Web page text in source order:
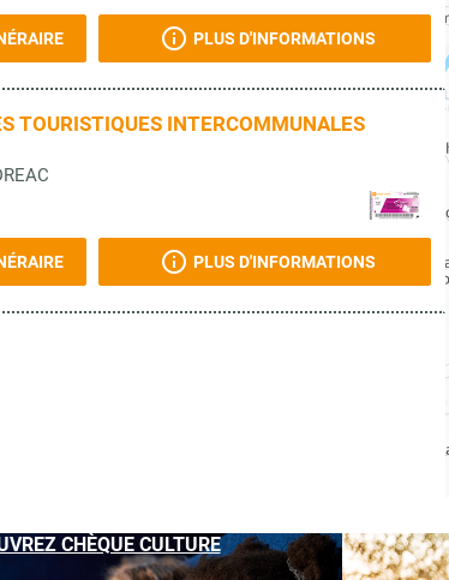
PLUS D'INFORMATIONS
TOURISTIQUES INTERCOMMUNALES
PLUS D'INFORMATIONS
CHÈQUE CULTURE